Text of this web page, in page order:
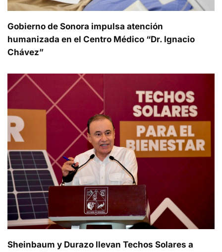
Gobierno de Sonora impulsa atención
humanizada en el Centro Médico “Dr. Ignacio
Chávez”
Sheinbaum y Durazo llevan Techos Solares a